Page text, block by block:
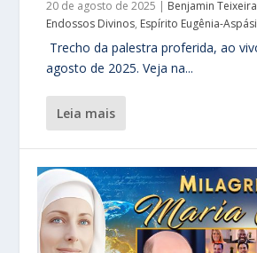
20 de agosto de 2025 | Benjamin
Endossos Divinos, Espírito Eugênia-
Trecho da palestra proferida, ao
agosto de 2025. Veja na...
leia mais